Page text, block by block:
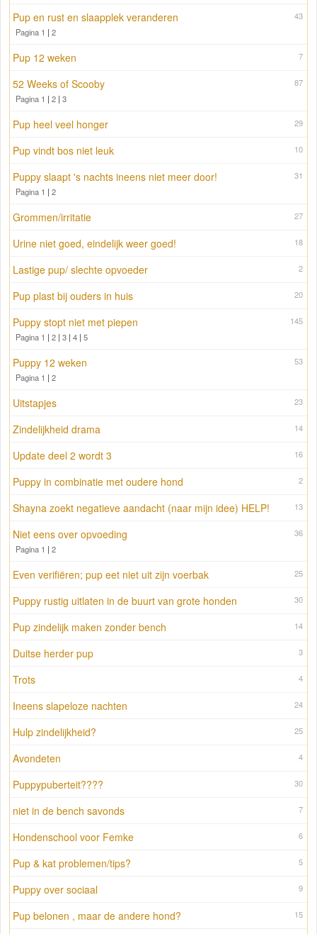
43
Pup en rust en slaapplek veranderen
Pagina 1 | 2
7
Pup 12 weken
87
52 Weeks of Scooby
Pagina 1 | 2 | 3
29
Pup heel veel honger
10
Pup vindt bos niet leuk
31
Puppy slaapt 's nachts ineens niet meer door!
Pagina 1 | 2
27
Grommen/irritatie
18
Urine niet goed, eindelijk weer goed!
2
Lastige pup/ slechte opvoeder
20
Pup plast bij ouders in huis
145
Puppy stopt niet met piepen
Pagina 1 | 2 | 3 | 4 | 5
53
Puppy 12 weken
Pagina 1 | 2
23
Uitstapjes
14
Zindelijkheid drama
16
Update deel 2 wordt 3
2
Puppy in combinatie met oudere hond
13
Shayna zoekt negatieve aandacht (naar mijn idee) HELP!
36
Niet eens over opvoeding
Pagina 1 | 2
25
Even verifiëren; pup eet niet uit zijn voerbak
30
Puppy rustig uitlaten in de buurt van grote honden
14
Pup zindelijk maken zonder bench
3
Duitse herder pup
4
Trots
24
Ineens slapeloze nachten
25
Hulp zindelijkheid?
4
Avondeten
30
Puppypuberteit????
7
niet in de bench savonds
6
Hondenschool voor Femke
5
Pup & kat problemen/tips?
9
Puppy over sociaal
15
Pup belonen , maar de andere hond?